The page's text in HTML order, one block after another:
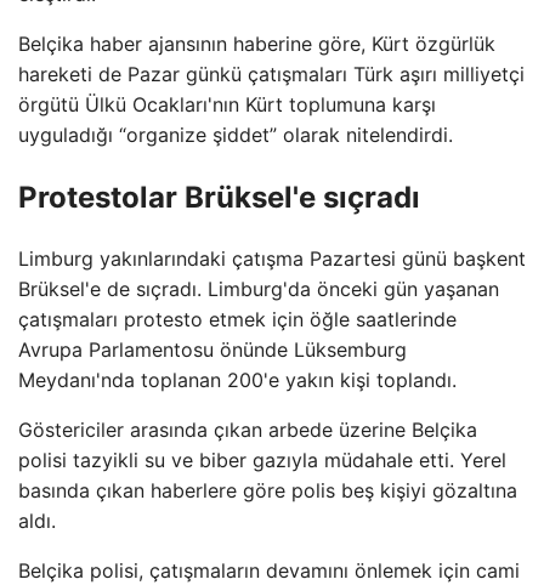
Belçika haber ajansının haberine göre, Kürt özgürlük
hareketi de Pazar günkü çatışmaları Türk aşırı milliyetçi
örgütü Ülkü Ocakları'nın Kürt toplumuna karşı
uyguladığı “organize şiddet” olarak nitelendirdi.
Protestolar Brüksel'e sıçradı
Limburg yakınlarındaki çatışma Pazartesi günü başkent
Brüksel'e de sıçradı. Limburg'da önceki gün yaşanan
çatışmaları protesto etmek için öğle saatlerinde
Avrupa Parlamentosu önünde Lüksemburg
Meydanı'nda toplanan 200'e yakın kişi toplandı.
Göstericiler arasında çıkan arbede üzerine Belçika
polisi tazyikli su ve biber gazıyla müdahale etti. Yerel
basında çıkan haberlere göre polis beş kişiyi gözaltına
aldı.
Belçika polisi, çatışmaların devamını önlemek için cami